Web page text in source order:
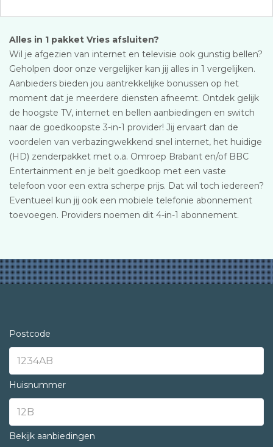
Alles in 1 pakket Vries afsluiten?
Wil je afgezien van internet en televisie ook gunstig bellen?
Geholpen door onze vergelijker kan jij alles in 1 vergelijken.
Aanbieders bieden jou aantrekkelijke bonussen op het
moment dat je meerdere diensten afneemt. Ontdek gelijk
de hoogste TV, internet en bellen aanbiedingen en switch
naar de goedkoopste 3-in-1 provider! Jij ervaart dan de
voordelen van verbazingwekkend snel internet, het huidige
(HD) zenderpakket met o.a. Omroep Brabant en/of BBC
Entertainment en je belt goedkoop met een vaste
telefoon voor een extra scherpe prijs. Dat wil toch iedereen?
Eventueel kun jij ook een mobiele telefonie abonnement
toevoegen. Providers noemen dit 4-in-1 abonnement.
Postcode
Huisnummer
Bekijk aanbiedingen